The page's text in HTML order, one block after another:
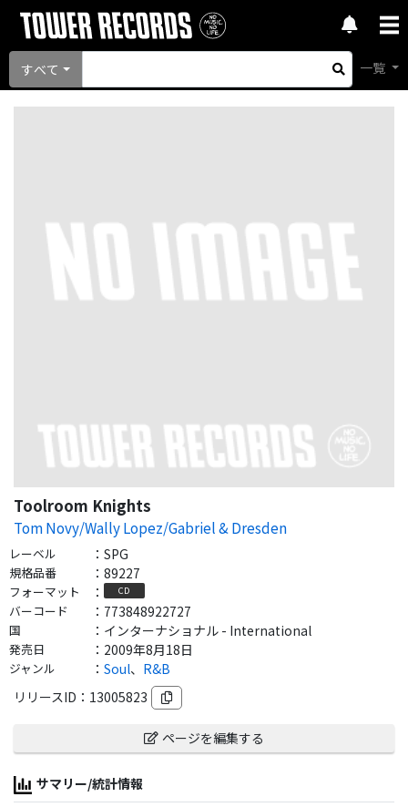
すべて 一覧
Toolroom Knights
Tom Novy/Wally Lopez/Gabriel & Dresden
レーベル ： SPG
規格品番 ： 89227
フォーマット ： CD
バーコード ： 773848922727
国 ： インターナショナル - International
発売日 ： 2009年8月18日
ジャンル ： Soul、 R&B
リリースID： 13005823
ページを編集する
サマリー/統計情報